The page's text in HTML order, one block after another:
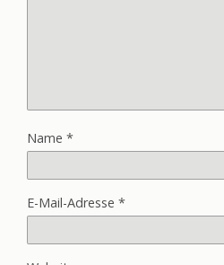
Name *
E-Mail-Adresse *